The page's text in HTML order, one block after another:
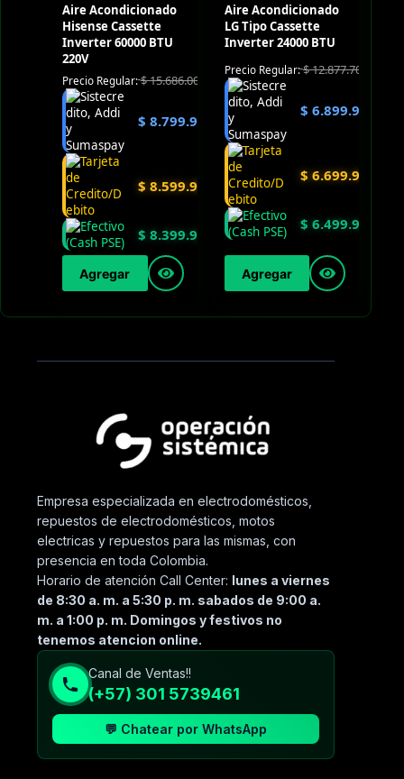
Aire Acondicionado
Hisense Cassette
Inverter 60000 BTU
220V
Precio Regular:$15.686.000
$ 8.799.900
$ 8.599.900
$ 8.399.900
Agregar
Aire Acondicionado
LG Tipo Cassette
Inverter 24000 BTU
Precio Regular:$12.877.700
$ 6.899.900
$ 6.699.900
$ 6.499.900
Agregar
Empresa especializada en electrodomésticos,
repuestos de electrodomésticos, motos
electricas y repuestos para las mismas, con
presencia en toda Colombia.
Horario de atención Call Center: lunes a viernes
de 8:30 a. m. a 5:30 p. m. sabados de 9:00 a.
m. a 1:00 p. m. Domingos y festivos no
tenemos atencion online.
Canal de Ventas!!
(+57) 301 5739461
💬 Chatear por WhatsApp